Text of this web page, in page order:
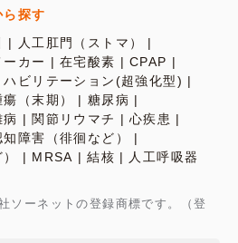
探す
人工肛門（ストマ）
カー 在宅酸素
CPAP
ハビリテーション(超強化型)
（末期）
糖尿病
関節リウマチ
心疾患
知障害（徘徊など）
MRSA 結核 人工呼吸器
ソーネットの登録商標です。（登